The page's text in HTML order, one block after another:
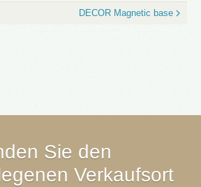
DECOR Magnetic base
Sie den
Verkaufsort